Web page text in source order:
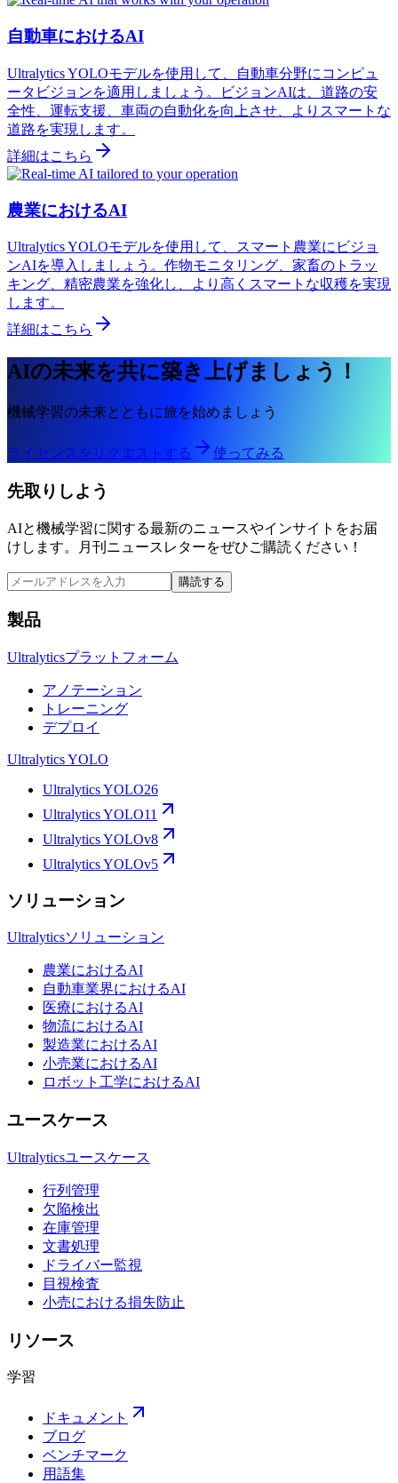
自動車におけるAI
Ultralytics YOLOモデルを使用して、自動車分野にコンピュ
ータビジョンを適用しましょう。ビジョンAIは、道路の安
全性、運転支援、車両の自動化を向上させ、よりスマートな
道路を実現します。
詳細はこちら
農業におけるAI
Ultralytics YOLOモデルを使用して、スマート農業にビジョ
ンAIを導入しましょう。作物モニタリング、家畜のトラッ
キング、精密農業を強化し、より高くスマートな収穫を実現
します。
詳細はこちら
AIの未来を共に築き上げましょう！
機械学習の未来とともに旅を始めましょう
ライセンスをリクエストする 使ってみる
先取りしよう
AIと機械学習に関する最新のニュースやインサイトをお届
けします。月刊ニュースレターをぜひご購読ください！
購読する
製品
Ultralyticsプラットフォーム
アノテーション
トレーニング
デプロイ
Ultralytics YOLO
Ultralytics YOLO26
Ultralytics YOLO11
Ultralytics YOLOv8
Ultralytics YOLOv5
ソリューション
Ultralyticsソリューション
農業におけるAI
自動車業界におけるAI
医療におけるAI
物流におけるAI
製造業におけるAI
小売業におけるAI
ロボット工学におけるAI
ユースケース
Ultralyticsユースケース
行列管理
欠陥検出
在庫管理
文書処理
ドライバー監視
目視検査
小売における損失防止
リソース
学習
ドキュメント
ブログ
ベンチマーク
用語集